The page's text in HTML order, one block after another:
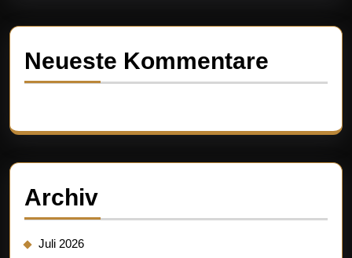
Neueste Kommentare
Archiv
Juli 2026